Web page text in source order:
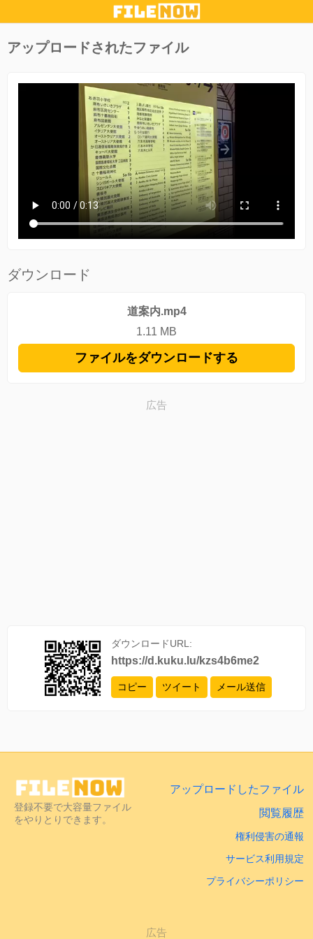
アップロードされたファイル
ダウンロード
道案内.mp4
1.11 MB
ファイルをダウンロードする
広告
ダウンロードURL:
https://d.kuku.lu/kzs4b6me2
コピー ツイート メール送信
登録不要で大容量ファイル
をやりとりできます。
アップロードしたファイル
閲覧履歴
権利侵害の通報
サービス利用規定
プライバシーポリシー
広告